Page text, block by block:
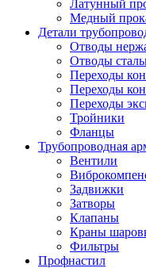
Латунный
Медный
Детали
Отводы
Отводы
Переходы
Переходы
Переходы
Тройники
Фланцы
Трубопроводная
Вентили
Задвижки
Затворы
Клапаны
Краны
Фильтры
Профнастил